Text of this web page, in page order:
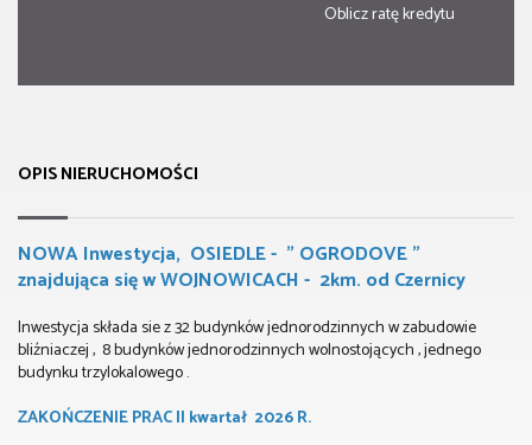
Oblicz ratę kredytu
OPIS NIERUCHOMOŚCI
NOWA Inwestycja, OSIEDLE - " OGRODOVE "
znajdująca się w WOJNOWICACH - 2km. od Czernicy
Inwestycja składa sie z 32 budynków jednorodzinnych w zabudowie
bliźniaczej , 8 budynków jednorodzinnych wolnostojących , jednego
budynku trzylokalowego .
ZAKOŃCZENIE PRAC II kwartał 2026 R.